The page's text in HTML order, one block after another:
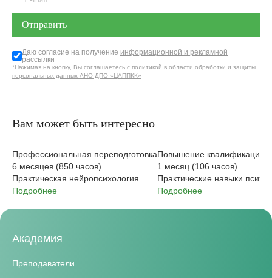
Даю согласие на получение информационной и рекламной
рассылки
*Нажимая на кнопку, Вы соглашаетесь с политикой в области обработки и защиты
персональных данных АНО ДПО «ЦАППКК»
Вам может быть интересно
Профессиональная переподготовка
6 месяцев (850 часов)
Практическая нейропсихология
Подробнее
Повышение квалификации
1 месяц (106 часов)
Практические навыки
Подробнее
Академия
Преподаватели